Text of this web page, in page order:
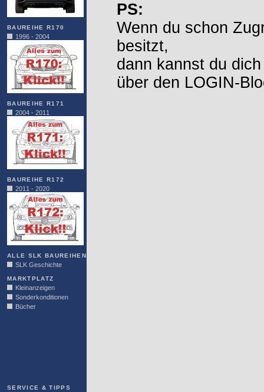
BAUREIHE R170
1996 - 2004
BAUREIHE R171
2004 - 2011
BAUREIHE R172
2011 - 2020
ALLE SLK BAUREIHEN
SLK Geschichte
MARKTPLATZ
Kleinanzeigen
Sonderkonditionen
Bücher
SERVICE & TIPPS
PS:
Wenn du schon
besitzt,
dann kannst du
über den LOGIN-